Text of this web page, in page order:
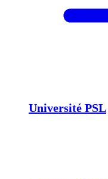
Université PSL